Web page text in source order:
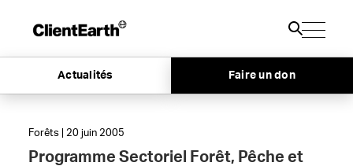
Actualités Faire un don
Forêts | 20 juin 2005
Programme Sectoriel Forêt, Pêche et